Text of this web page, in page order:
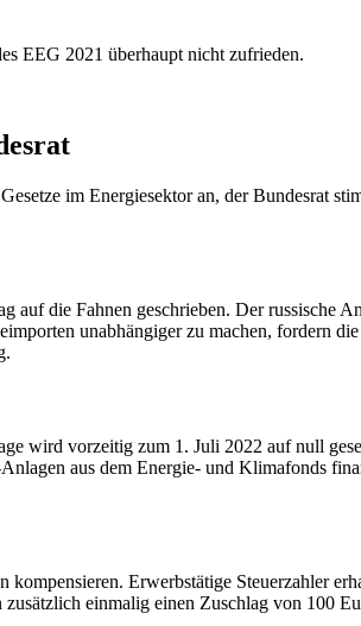
EEG 2021 überhaupt nicht zufrieden.
im Energiesektor an, der Bundesrat
die Fahnen geschrieben. Der
unabhängiger zu machen, fordern
wird vorzeitig zum 1. Juli 2022 auf null
aus dem Energie- und Klimafonds
Erwerbstätige Steuerzahler
einmalig einen Zuschlag von 100